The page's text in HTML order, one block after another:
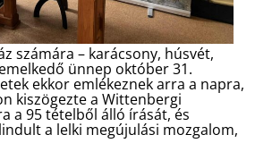
számára – karácsony, húsvét,
ünnep október 31.
ekkor emlékeznek arra a napra,
kiszögezte a Wittenbergi
a 95 tételből álló írását, és
a lelki megújulási mozgalom,